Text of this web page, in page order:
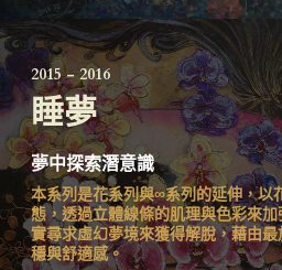
2015 - 2016
睡夢
夢中探索潛意識
本系列是花系列與∞系列的延伸，以
態，透過立體線條的肌理與色彩來
實尋求虛幻夢境來獲得解脫，藉由
穩與舒適感。